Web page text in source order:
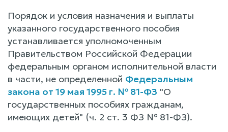
Порядок и условия назначения и выплаты
указанного государственного пособия
устанавливается уполномоченным
Правительством Российской Федерации
федеральным органом исполнительной власти
в части, не определенной Федеральным
закона от 19 мая 1995 г. № 81-ФЗ "О
государственных пособиях гражданам,
имеющих детей" (ч. 2 ст. 3 ФЗ № 81-ФЗ).